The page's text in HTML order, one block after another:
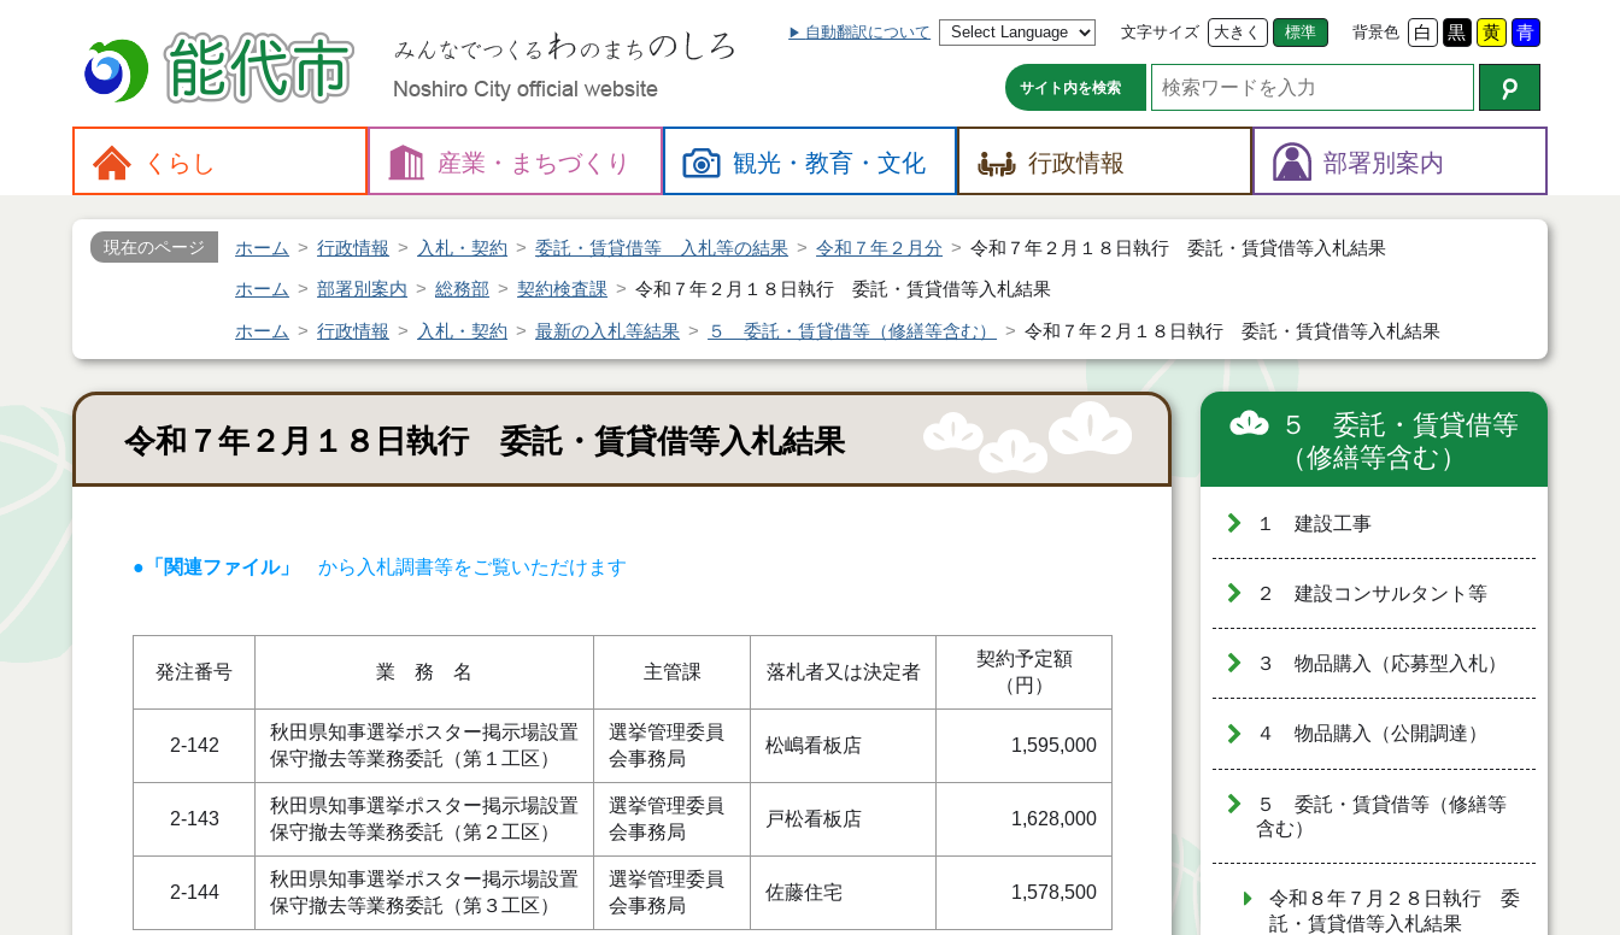
自動翻訳について 文字サイズ 大きく 標準 背景色 白 黒 黄 青
サイト内を検索
くらし 産業・ まちづくり 観光・教育・文化 行政情報 部署別案内
現在のページ ホーム 行政情報 入札・契約 委託・賃貸借等 入札等の結果 令和７年２月分 令和７年２月１８日執行 委託・賃貸借等入札結果
ホーム 部署別案内 総務部 契約検査課 令和７年２月１８日執行 委託・賃貸借等入札結果
ホーム 行政情報 入札・契約 最新の入札等結果 ５ 委託・賃貸借等（修繕等含む） 令和７年２月１８日執行 委託・賃貸借等入札結果
令和７年２月１８日執行 委託・賃貸借等入札結果
●「関連ファイル」 から入札調書等をご覧いただけます
発注番号 業 務 名 主管課 落札者又は決定者
契約予定額
（円）
2-142
秋田県知事選挙ポスター掲示場設置
保守撤去等業務委託（第１工区）
選挙管理委員
会事務局
松嶋看板店 1,595,000
2-143
秋田県知事選挙ポスター掲示場設置
保守撤去等業務委託（第２工区）
選挙管理委員
会事務局
戸松看板店 1,628,000
2-144
秋田県知事選挙ポスター掲示場設置
保守撤去等業務委託（第３工区）
選挙管理委員
会事務局
佐藤住宅 1,578,500
５ 委託・賃貸借等
（修繕等含む）
１ 建設工事
２ 建設コンサルタント等
３ 物品購入（応募型入札）
４ 物品購入（公開調達）
５ 委託・賃貸借等（修繕等
含む）
令和８年７月２８日執行 委
託・賃貸借等入札結果